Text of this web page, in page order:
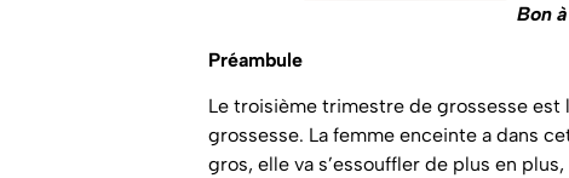
Bon
Préambule
Le troisième trimestre de grossesse est
grossesse. La femme enceinte a dans
gros, elle va s’essouffler de plus en